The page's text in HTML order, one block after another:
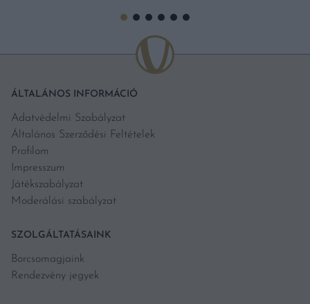
ÁLTALÁNOS INFORMÁCIÓ
Adatvédelmi Szabályzat
Általános Szerződési Feltételek
Profilom
Impresszum
Játékszabályzat
Moderálási szabályzat
SZOLGÁLTATÁSAINK
Borcsomagjaink
Rendezvény jegyek